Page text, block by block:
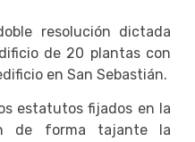
resolución dictada
de 20 plantas con
en San Sebastián.
estatutos fijados en la
de forma tajante la